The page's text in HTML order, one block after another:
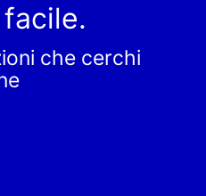
che cerchi